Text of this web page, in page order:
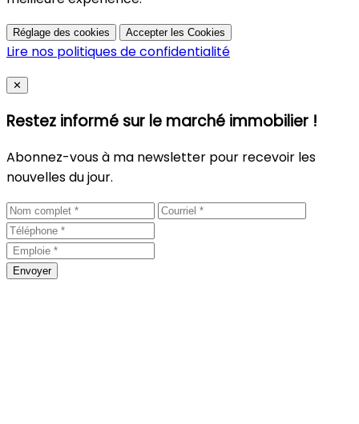
Réglage des cookies Accepter les Cookies
Lire nos politiques de confidentialité
Close
✕
Restez informé sur le marché immobilier !
Abonnez-vous à ma newsletter pour recevoir les
nouvelles du jour.
Envoyer